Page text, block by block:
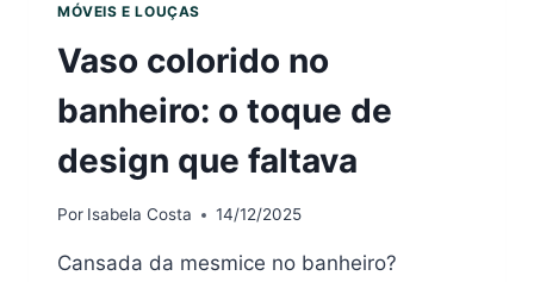
MÓVEIS E LOUÇAS
Vaso colorido no
banheiro: o toque de
design que faltava
Por Isabela Costa 14/12/2025
Cansada da mesmice no banheiro?